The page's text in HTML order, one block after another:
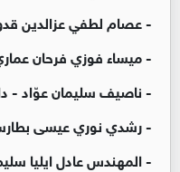
- عصام لطفي عزالدين
- ميساء فوزي فرحان
- ناصيف سليمان عوّاد -
- رشدي نوري عيسى
- المهندس عادل ايليا